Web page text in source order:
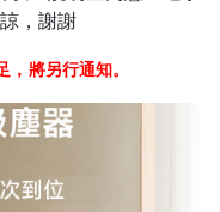
，謝謝
，將另行通知。